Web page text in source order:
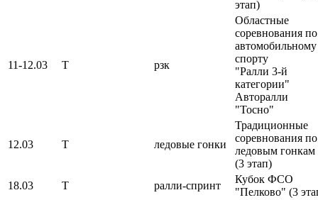
этап)
11-12.03 Т рзк
Областные
соревнования по
автомобильному
спорту
"Ралли 3-й
категории"
Авторалли
"Тосно"
12.03 Т ледовые гонки
Традиционные
соревнования по
ледовым гонкам
(3 этап)
18.03
Т ралли-спринт
Кубок ФСО
"Пелково" (3